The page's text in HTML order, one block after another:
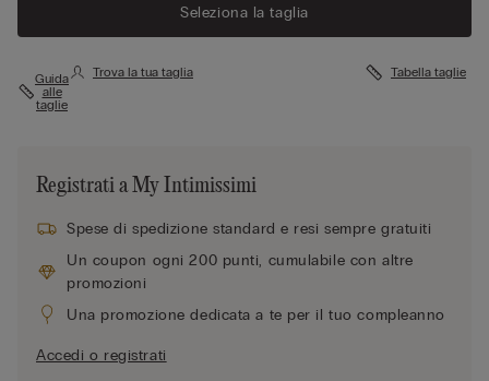
Seleziona la taglia
Guida
alle
taglie
Trova la tua taglia Tabella taglie
Registrati a My Intimissimi
Spese di spedizione standard e resi sempre gratuiti
Un coupon ogni 200 punti, cumulabile con altre
promozioni
Una promozione dedicata a te per il tuo compleanno
Accedi o registrati